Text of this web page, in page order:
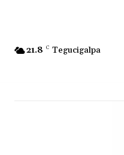
21.8 C Tegucigalpa